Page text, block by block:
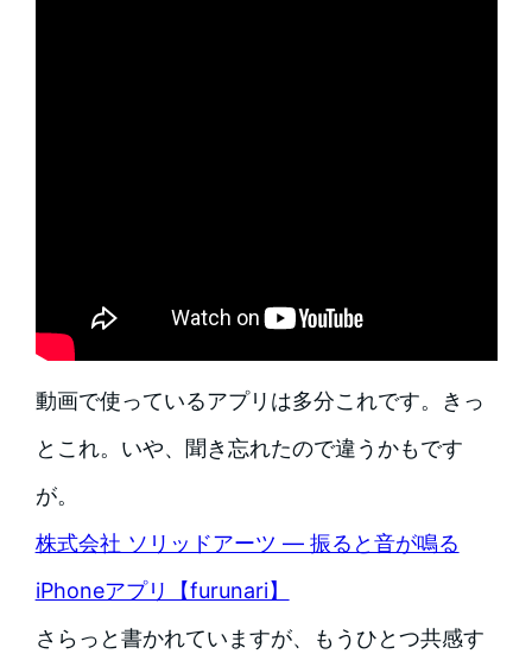
動画で使っているアプリは多分これです。きっ
とこれ。いや、聞き忘れたので違うかもです
が。
株式会社 ソリッドアーツ — 振ると音が鳴る
iPhoneアプリ【furunari】
さらっと書かれていますが、もうひとつ共感す